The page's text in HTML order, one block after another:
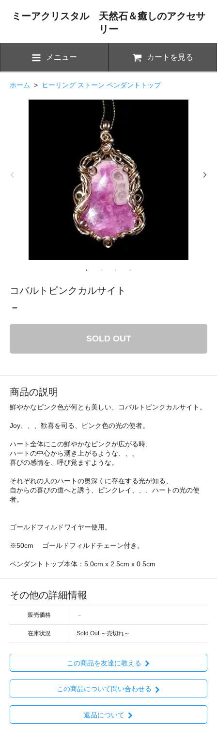
ミーアクリスタル 天然石＆癒しのアクセサ
リー
メニュー カートを見る
ホーム > ヒーリング ストーン ペンダントトップ
コバルトピンクカルサイト
－
SOLD OUT
商品の説明
鮮やかなピンク色が何とも美しい、コバルトピンクカルサイト。
Joy、、、歓喜を司る、ピンク色の光の使者。
ハート全体にこの鮮やかなピンクが広がる時、
ハートの中心から湧き上がるような、、、
喜びの感情を、呼び覚ますような。
それぞれの人のハートの奥深くに存在する光が知る、
自からの喜びの道へと誘う、ピンクレイ、、、ハートの光の使
者。
ゴールドフィルドワイヤー使用。
※50cm ゴールドフィルドチェーン付き。
ペンダントトップ本体：5.0cm x 2.5cm x 0.5cm
その他の詳細情報
販売価格 －
在庫状況 Sold Out ～売切れ～
この商品を友達に教える
この商品について問い合わせる
返品について